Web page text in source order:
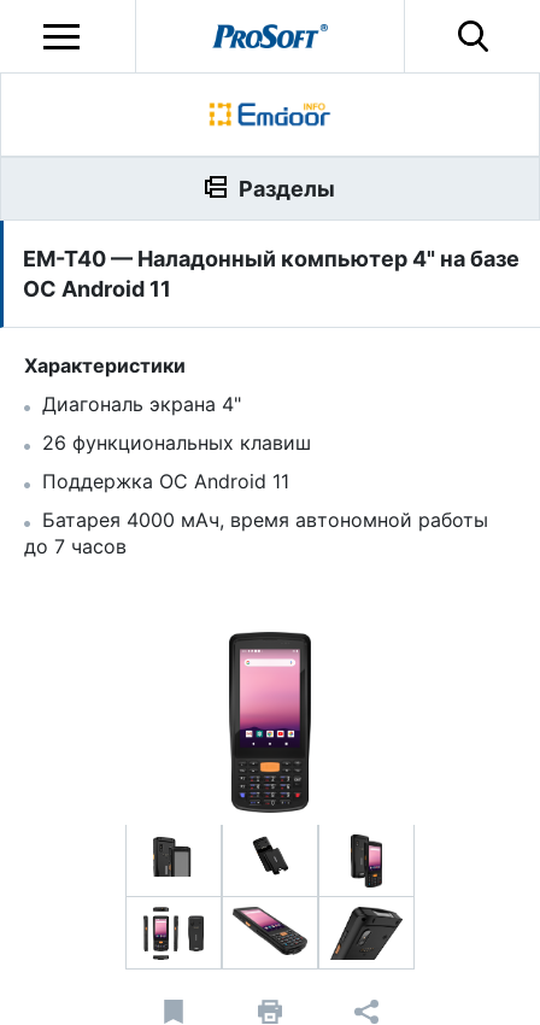
EM-T40 — Наладонный компьютер 4" на базе
ОС Android 11
Характеристики
Диагональ экрана 4"
26 функциональных клавиш
Поддержка ОС Android 11
Батарея 4000 мАч, время автономной работы
до 7 часов
Разделы